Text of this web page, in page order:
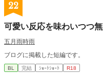
22
可愛い反応を味わいつつ
五月雨時雨
ブログに掲載した短編です。
BL 完結 ｼｮｰﾄｼｮｰﾄ R18